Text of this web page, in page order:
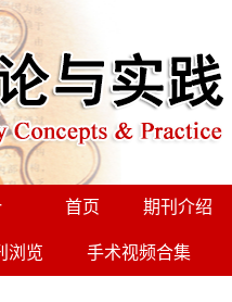
首页 期刊介绍
浏览 手术视频合集